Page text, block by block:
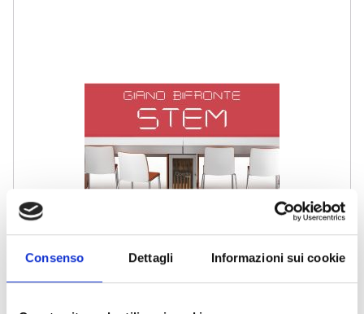
Consenso Dettagli Informazioni sui cookie
GIANO-ARMADIETTO GIANO STEM
646,60 €